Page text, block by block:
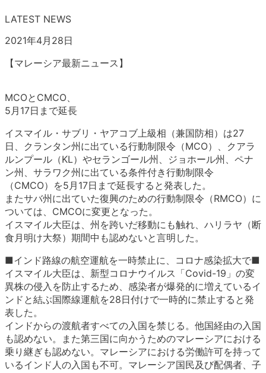
LATEST NEWS
2021年4月28日
【マレーシア最新ニュース】
MCOとCMCO、
5月17日まで延長
イスマイル・サブリ・ヤアコブ上級相（兼国防相）は27
日、クランタン州に出ている行動制限令（MCO）、クアラ
ルンプール（KL）やセランゴール州、ジョホール州、ペナ
ン州、サラワク州に出ている条件付き行動制限令
（CMCO）を5月17日まで延長すると発表した。
またサバ州に出ていた復興のための行動制限令（RMCO）に
ついては、CMCOに変更となった。
イスマイル大臣は、州を跨いだ移動にも触れ、ハリラヤ（断
食月明け大祭）期間中も認めないと言明した。
■インド路線の航空運航を一時禁止に、コロナ感染拡大で■
イスマイル大臣は、新型コロナウイルス「Covid-19」の変
異株の侵入を防止するため、感染者が爆発的に増えているイ
ンドと結ぶ国際線運航を28日付けで一時的に禁止すると発
表した。
インドからの渡航者すべての入国を禁じる。他国経由の入国
も認めない。また第三国に向かうためのマレーシアにおける
乗り継ぎも認めない。マレーシアにおける労働許可を持って
いるインド人の入国も不可。マレーシア国民及び配偶者、子